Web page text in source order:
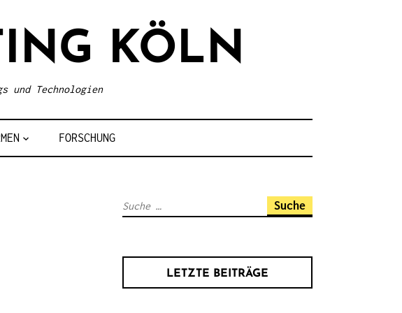
KÖLN
und Technologien
FORSCHUNG
S
LETZTE BEITRÄGE